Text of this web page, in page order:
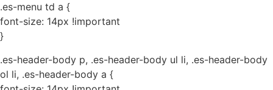
.es-menu td a {
font-size: 14px !important
}
.es-header-body p, .es-header-body ul li, .es-header-body
ol li, .es-header-body a {